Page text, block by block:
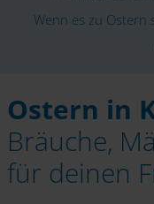
Wenn es zu Ostern
Ostern in
Bräuche,
für deinen